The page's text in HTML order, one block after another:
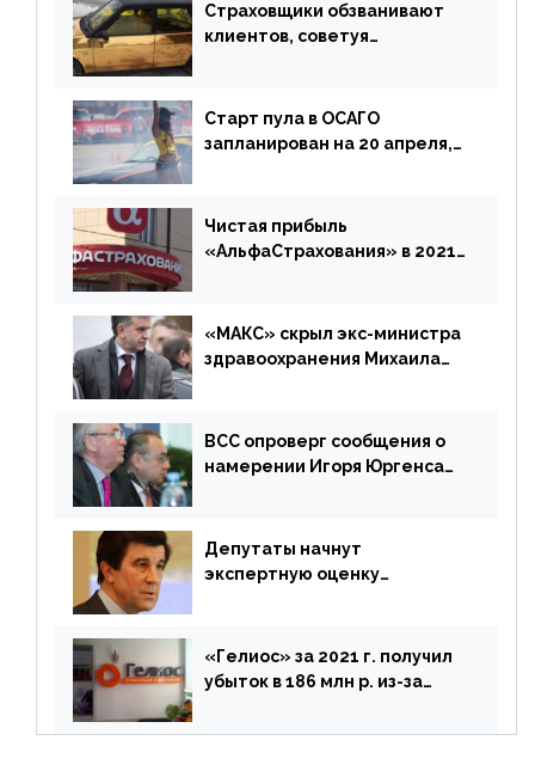
Страховщики обзванивают
клиентов, советуя
Старт пула в ОСАГО
запланирован на 20 апреля,
дублировать [дополнено]
Чистая прибыль
«АльфаСтрахования» в 2021
«МАКС» скрыл экс-министра
здравоохранения Михаила
ВСС опроверг сообщения о
намерении Игоря Юргенса
Депутаты начнут
экспертную оценку
«Гелиос» за 2021 г. получил
убыток в 186 млн р. из-за
реализации недвижимости